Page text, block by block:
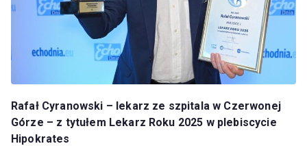
Rafał Cyranowski – lekarz ze szpitala w Czerwonej
Górze – z tytułem Lekarz Roku 2025 w plebiscycie
Hipokrates